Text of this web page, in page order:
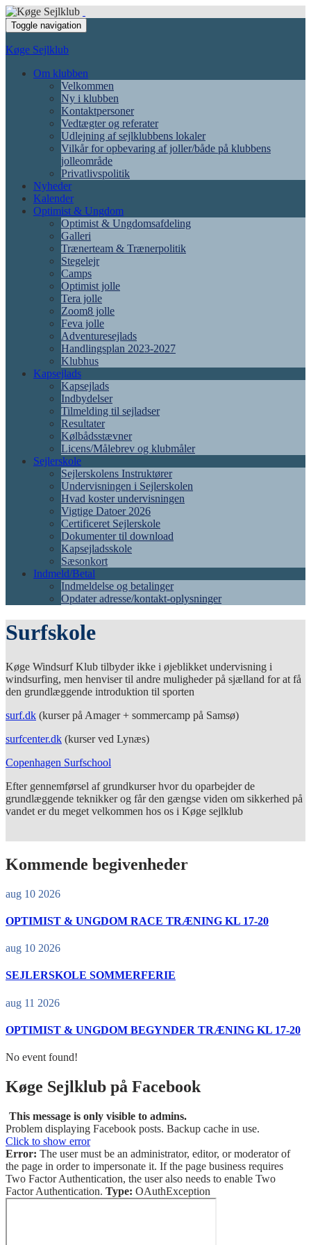
Toggle navigation
Køge Sejlklub
Om klubben
Velkommen
Ny i klubben
Kontaktpersoner
Vedtægter og referater
Udlejning af sejlklubbens lokaler
Vilkår for opbevaring af joller/både på klubbens
jolleområde
Privatlivspolitik
Nyheder
Kalender
Optimist & Ungdom
Optimist & Ungdomsafdeling
Galleri
Trænerteam & Trænerpolitik
Stegelejr
Camps
Optimist jolle
Tera jolle
Zoom8 jolle
Feva jolle
Adventuresejlads
Handlingsplan 2023-2027
Klubhus
Kapsejlads
Kapsejlads
Indbydelser
Tilmelding til sejladser
Resultater
Kølbådsstævner
Licens/Målebrev og klubmåler
Sejlerskole
Sejlerskolens Instruktører
Undervisningen i Sejlerskolen
Hvad koster undervisningen
Vigtige Datoer 2026
Certificeret Sejlerskole
Dokumenter til download
Kapsejladsskole
Sæsonkort
Indmeld/Betal
Indmeldelse og betalinger
Opdater adresse/kontakt-oplysninger
Surfskole
Køge Windsurf Klub tilbyder ikke i øjeblikket undervisning i
windsurfing, men henviser til andre muligheder på sjælland for at få
den grundlæggende introduktion til sporten
surf.dk (kurser på Amager + sommercamp på Samsø)
surfcenter.dk (kurser ved Lynæs)
Copenhagen Surfschool
Efter gennemførsel af grundkurser hvor du oparbejder de
grundlæggende teknikker og får den gængse viden om sikkerhed på
vandet er du meget velkommen hos os i Køge sejlklub
Kommende begivenheder
aug 10 2026
OPTIMIST & UNGDOM RACE TRÆNING KL 17-20
aug 10 2026
SEJLERSKOLE SOMMERFERIE
aug 11 2026
OPTIMIST & UNGDOM BEGYNDER TRÆNING KL 17-20
No event found!
Køge Sejlklub på Facebook
This message is only visible to admins.
Problem displaying Facebook posts. Backup cache in use.
Click to show error
Error: The user must be an administrator, editor, or moderator of
the page in order to impersonate it. If the page business requires
Two Factor Authentication, the user also needs to enable Two
Factor Authentication. Type: OAuthException